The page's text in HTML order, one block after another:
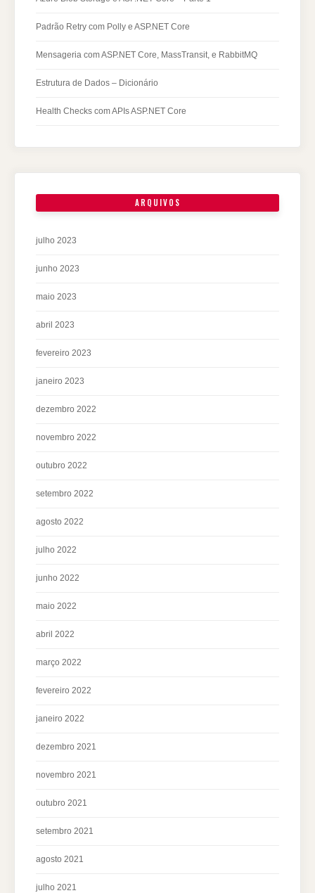
Padrão Retry com Polly e ASP.NET Core
Mensageria com ASP.NET Core, MassTransit, e RabbitMQ
Estrutura de Dados – Dicionário
Health Checks com APIs ASP.NET Core
ARQUIVOS
julho 2023
junho 2023
maio 2023
abril 2023
fevereiro 2023
janeiro 2023
dezembro 2022
novembro 2022
outubro 2022
setembro 2022
agosto 2022
julho 2022
junho 2022
maio 2022
abril 2022
março 2022
fevereiro 2022
janeiro 2022
dezembro 2021
novembro 2021
outubro 2021
setembro 2021
agosto 2021
julho 2021